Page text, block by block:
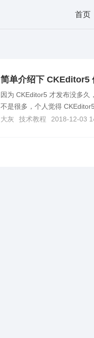
首页
简单介绍下 CKEditor5
因为 CKEditor5 才发布没多久
不是很多，个人觉得
大灰
技术教程 2018-12-03